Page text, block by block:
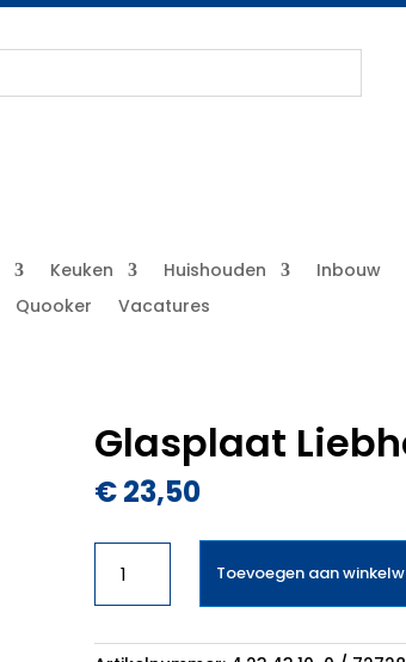
Keuken Huishouden
Inbouw
Quooker
Vacatures
Glasplaat
€23,50
Liebherr
7272880
aantal
Toevoegen aan